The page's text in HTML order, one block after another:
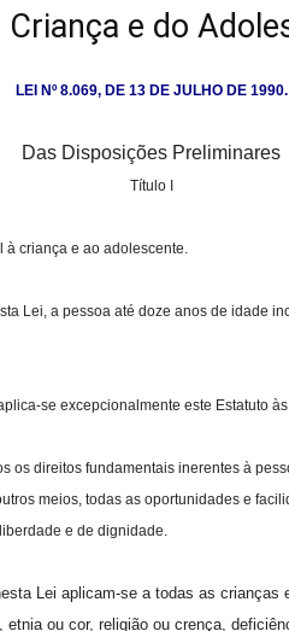
e do
LEI Nº 8.069, DE 13 DE JULHO DE 1990.
Das Disposições Preliminares
Título I
criança e ao adolescente.
Lei, a pessoa até doze anos de idade
se excepcionalmente este Estatuto
direitos fundamentais inerentes à
meios, todas as oportunidades e
e de dignidade.
Lei aplicam-se a todas as crianças
ou cor, religião ou crença,